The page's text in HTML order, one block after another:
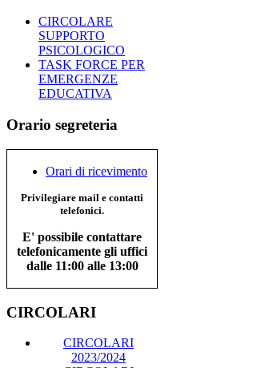
CIRCOLARE
SUPPORTO
PSICOLOGICO
TASK FORCE PER
EMERGENZE
EDUCATIVA
Orario segreteria
Orari di ricevimento
Privilegiare mail e contatti
telefonici.
E' possibile contattare
telefonicamente gli uffici
dalle 11:00 alle 13:00
CIRCOLARI
CIRCOLARI
2023/2024